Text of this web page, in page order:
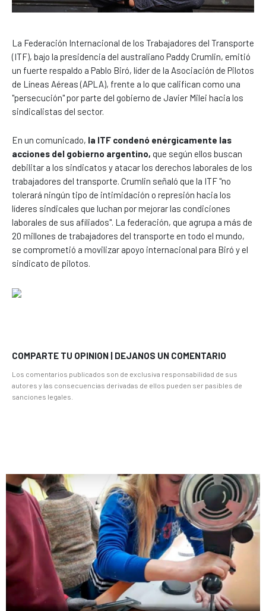
La Federación Internacional de los Trabajadores del Transporte
(ITF), bajo la presidencia del australiano Paddy Crumlin, emitió
un fuerte respaldo a Pablo Biró, líder de la Asociación de Pilotos
de Líneas Aéreas (APLA), frente a lo que califican como una
"persecución" por parte del gobierno de Javier Milei hacia los
sindicalistas del sector.
En un comunicado, la ITF condenó enérgicamente las
acciones del gobierno argentino, que según ellos buscan
debilitar a los sindicatos y atacar los derechos laborales de los
trabajadores del transporte. Crumlin señaló que la ITF "no
tolerará ningún tipo de intimidación o represión hacia los
líderes sindicales que luchan por mejorar las condiciones
laborales de sus afiliados". La federación, que agrupa a más de
20 millones de trabajadores del transporte en todo el mundo,
se comprometió a movilizar apoyo internacional para Biró y el
sindicato de pilotos.
COMPARTE TU OPINION | DEJANOS UN COMENTARIO
Los comentarios publicados son de exclusiva responsabilidad de sus
autores y las consecuencias derivadas de ellos pueden ser pasibles de
sanciones legales.